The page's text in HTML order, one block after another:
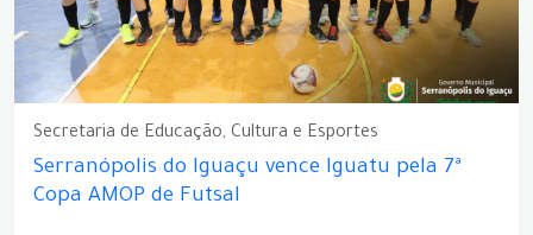
Secretaria de Educação, Cultura e Esportes
Serranópolis do Iguaçu vence Iguatu pela 7ª
Copa AMOP de Futsal